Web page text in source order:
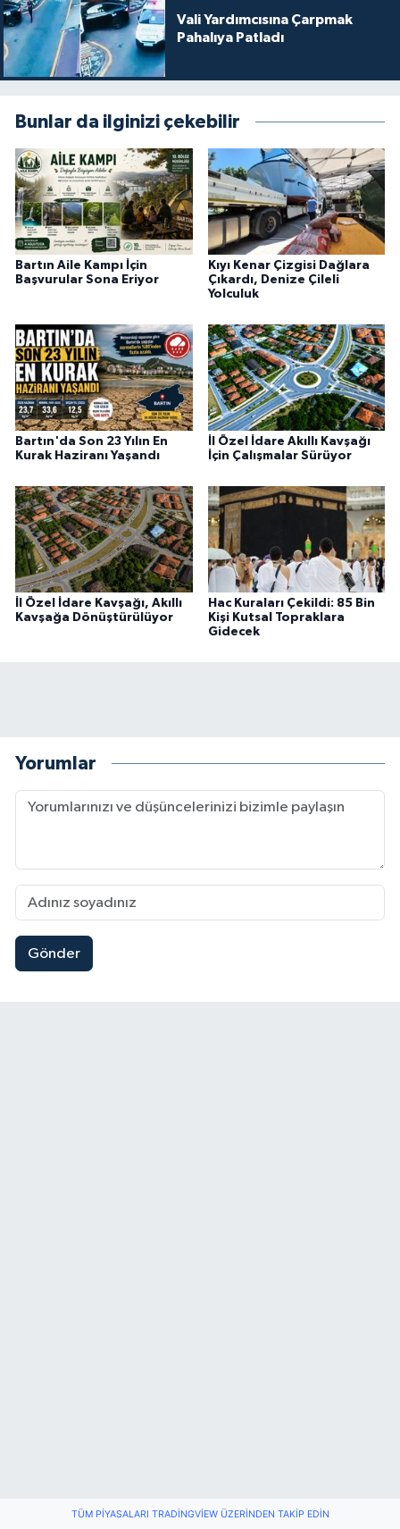
Vali Yardımcısına Çarpmak
Pahalıya Patladı
Bunlar da ilginizi çekebilir
Bartın Aile Kampı İçin
Başvurular Sona Eriyor
Kıyı Kenar Çizgisi Dağlara
Çıkardı, Denize Çileli
Yolculuk
Bartın'da Son 23 Yılın En
Kurak Haziranı Yaşandı
İl Özel İdare Akıllı Kavşağı
İçin Çalışmalar Sürüyor
İl Özel İdare Kavşağı, Akıllı
Kavşağa Dönüştürülüyor
Hac Kuraları Çekildi: 85 Bin
Kişi Kutsal Topraklara
Gidecek
Yorumlar
Gönder
TÜM PIYASALARI TRADINGVIEW ÜZERINDEN TAKIP EDIN